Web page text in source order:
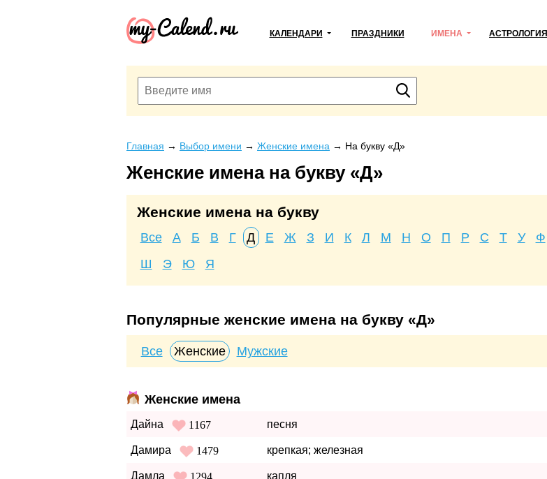
КАЛЕНДАРИ ПРАЗДНИКИ ИМЕНА АСТРОЛОГИЯ
Главная → Выбор имени → Женские имена → На букву «Д»
Женские имена на букву «Д»
Женские имена на букву
Все А Б В Г Д Е Ж З И К Л М Н О П Р С Т У Ф
Ш
Э Ю Я
Популярные женские имена на букву «Д»
Все Женские Мужские
Женские имена
Дайна 1167 песня
Дамира 1479 крепкая; железная
Дамла капля